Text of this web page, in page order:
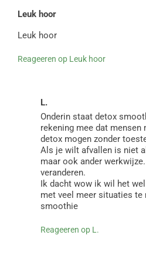
Leuk hoor
Leuk hoor
Reageeren op Leuk hoor
L.
Onderin staat detox
rekening mee dat mensen
detox mogen zonder
Als je wilt afvallen is niet
maar ook ander
veranderen.
Ik dacht wow ik wil het
met veel meer situaties te
smoothie
Reageeren op L.